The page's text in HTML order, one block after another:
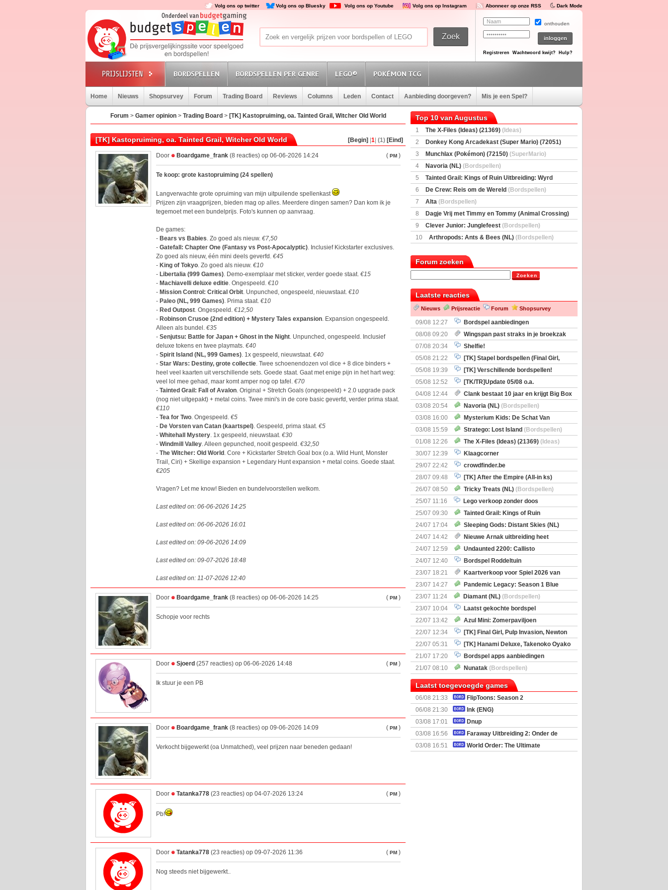
Volg ons op twitter Volg ons op Bluesky Volg ons op Youtube Volg ons op Instagram Abonneer op onze RSS Dark Mode
onthouden
Registreren Wachtwoord kwijt? Hulp?
BORDSPELLEN BORDSPELLEN PER GENRE LEGO® POKÉMON TCG
Home Nieuws Shopsurvey Forum Trading Board Reviews Columns Leden Contact Aanbieding doorgeven? Mis je een Spel?
Forum > Gamer opinion> Trading Board > [TK] Kastopruiming, oa. Tainted Grail, Witcher Old World
[TK] Kastopruiming, oa. Tainted Grail, Witcher Old World [Begin] 1 (1) [Eind]
Door Boardgame_frank (8 reacties) op 06-06-2026 14:24 ( PM )
Te koop: grote kastopruiming (24 spellen)
Langverwachte grote opruiming van mijn uitpuilende spellenkast
Prijzen zijn vraagprijzen, bieden mag op alles. Meerdere dingen samen? Dan kom ik je
tegemoet met een bundelprijs. Foto's kunnen op aanvraag.
De games:
- Bears vs Babies. Zo goed als nieuw. €7,50
- Gatefall: Chapter One (Fantasy vs Post-Apocalyptic). Inclusief Kickstarter exclusives.
Zo goed als nieuw, één mini deels geverfd. €45
- King of Tokyo. Zo goed als nieuw. €10
- Libertalia (999 Games). Demo-exemplaar met sticker, verder goede staat. €15
- Machiavelli deluxe editie. Ongespeeld. €10
- Mission Control: Critical Orbit. Unpunched, ongespeeld, nieuwstaat. €10
- Paleo (NL, 999 Games). Prima staat. €10
- Red Outpost. Ongespeeld. €12,50
- Robinson Crusoe (2nd edition) + Mystery Tales expansion. Expansion ongespeeld.
Alleen als bundel. €35
- Senjutsu: Battle for Japan + Ghost in the Night. Unpunched, ongespeeld. Inclusief
deluxe tokens en twee playmats. €40
- Spirit Island (NL, 999 Games). 1x gespeeld, nieuwstaat. €40
- Star Wars: Destiny, grote collectie. Twee schoenendozen vol dice + 8 dice binders +
heel veel kaarten uit verschillende sets. Goede staat. Gaat met enige pijn in het hart weg:
veel lol mee gehad, maar komt amper nog op tafel. €70
- Tainted Grail: Fall of Avalon. Original + Stretch Goals (ongespeeld) + 2.0 upgrade pack
(nog niet uitgepakt) + metal coins. Twee mini's in de core basic geverfd, verder prima staat.
€110
- Tea for Two. Ongespeeld. €5
- De Vorsten van Catan (kaartspel). Gespeeld, prima staat. €5
- Whitehall Mystery. 1x gespeeld, nieuwstaat. €30
- Windmill Valley. Alleen gepunched, nooit gespeeld. €32,50
- The Witcher: Old World . Core + Kickstarter Stretch Goal box (o.a. Wild Hunt, Monster
Trail, Ciri) + Skellige expansion + Legendary Hunt expansion + metal coins. Goede staat.
€205
Vragen? Let me know! Bieden en bundelvoorstellen welkom.
Last edited on: 06-06-2026 14:25
Last edited on: 06-06-2026 16:01
Last edited on: 09-06-2026 14:09
Last edited on: 09-07-2026 18:48
Last edited on: 11-07-2026 12:40
Door Boardgame_frank (8 reacties) op 06-06-2026 14:25 ( PM )
Schopje voor rechts
Door Sjoerd (257 reacties) op 06-06-2026 14:48 ( PM )
Ik stuur je een PB
Door Boardgame_frank (8 reacties) op 09-06-2026 14:09 ( PM )
Verkocht bijgewerkt (oa Unmatched), veel prijzen naar beneden gedaan!
Door Tatanka778 (23 reacties) op 04-07-2026 13:24 ( PM )
Pb!
Door Tatanka778 (23 reacties) op 09-07-2026 11:36 ( PM )
Nog steeds niet bijgewerkt..
Top 10 van Augustus
1 The X-Files (Ideas) (21369) (Ideas)
2
Donkey Kong Arcadekast (Super Mario) (72051)
(SuperMario)
3 Munchlax (Pokémon) (72150) (SuperMario)
4
Navoria (NL) (Bordspellen)
5
Tainted Grail: Kings of Ruin Uitbreiding: Wyrd
Encounters(Bordspellen)
6 De Crew: Reis om de Wereld (Bordspellen)
7
Alta (Bordspellen)
8
Dagje Vrij met Timmy en Tommy (Animal Crossing)
(77059)(Ideas)
9 Clever Junior: Junglefeest (Bordspellen)
10
Arthropods: Ants & Bees (NL) (Bordspellen)
Forum zoeken
Zoeken
Laatste reacties
Nieuws Prijsreactie Forum Shopsurvey
09/08 12:27
Bordspel aanbiedingen
08/08 09:20
Wingspan past straks in je broekzak
07/08 20:34
Shelfie!
05/08 21:22
[TK] Stapel bordspellen (Final Girl,
Nemesis Retaliation, Zombicide Invader)
05/08 19:39
[TK] Verschillende bordspellen!
05/08 12:52
[TK/TR]Update 05/08 o.a.
Prijsverlagingen, Imperium Horizons, 20 Strong
04/08 12:44
Clank bestaat 10 jaar en krijgt Big Box
+ nieuwe uitbreiding
03/08 20:54 Navoria (NL) (Bordspellen)
03/08 16:00
Mysterium Kids: De Schat Van
Kapitein Boe
(Bordspellen)
03/08 15:59 Stratego: Lost Island (Bordspellen)
01/08 12:26
The X-Files (Ideas) (21369) (Ideas)
30/07 12:39
Klaagcorner
29/07 22:42
crowdfinder.be
28/07 09:48
[TK] After the Empire (All-in ks)
26/07 08:50
Tricky Treats (NL) (Bordspellen)
25/07 11:16
Lego verkoop zonder doos
25/07 09:30
Tainted Grail: Kings of Ruin
Uitbreiding: Wyrd Encounters(Bordspellen)
24/07 17:04
Sleeping Gods: Distant Skies (NL)
(Bordspellen)
24/07 14:42
Nieuwe Arnak uitbreiding heet
Surprise Shipments
24/07 12:59
Undaunted 2200: Callisto
(Bordspellen)
24/07 12:40
Bordspel Roddeltuin
23/07 18:21
Kaartverkoop voor Spiel 2026 van
start
23/07 14:27
Pandemic Legacy: Season 1 Blue
(Bordspellen)
23/07 11:24 Diamant (NL) (Bordspellen)
23/07 10:04
Laatst gekochte bordspel
22/07 13:42
Azul Mini: Zomerpaviljoen
(Bordspellen)
22/07 12:34
[TK] Final Girl, Pulp Invasion, Newton
& Great Discoveries
22/07 05:31
[TK] Hanami Deluxe, Takenoko Oyako
bigbox
21/07 17:20
Bordspel apps aanbiedingen
21/07 08:10
Nunatak (Bordspellen)
Laatst toegevoegde games
06/08 21:33
FlipToons: Season 2
06/08 21:30
Ink (ENG)
03/08 17:01
Dnup
03/08 16:56
Faraway Uitbreiding 2: Onder de
Sterrenhemel
03/08 16:51
World Order: The Ultimate